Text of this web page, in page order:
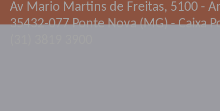
Av Mario Martins de Freitas, 5100 -
35432-077 Ponte Nova (MG) - Caixa